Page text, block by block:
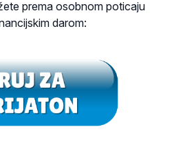
prema osobnom poticaju
darom: